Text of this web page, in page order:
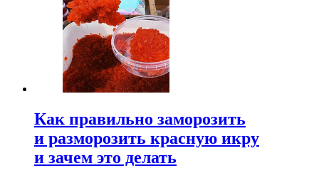
Как правильно заморозить
и разморозить красную икру
и зачем это делать